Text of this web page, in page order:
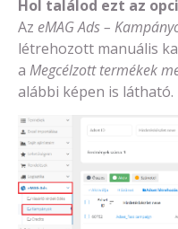
Hol találod ezt az
Az eMAG Ads –
létrehozott manuális
a Megcélzott termékek
alábbi képen is látható.